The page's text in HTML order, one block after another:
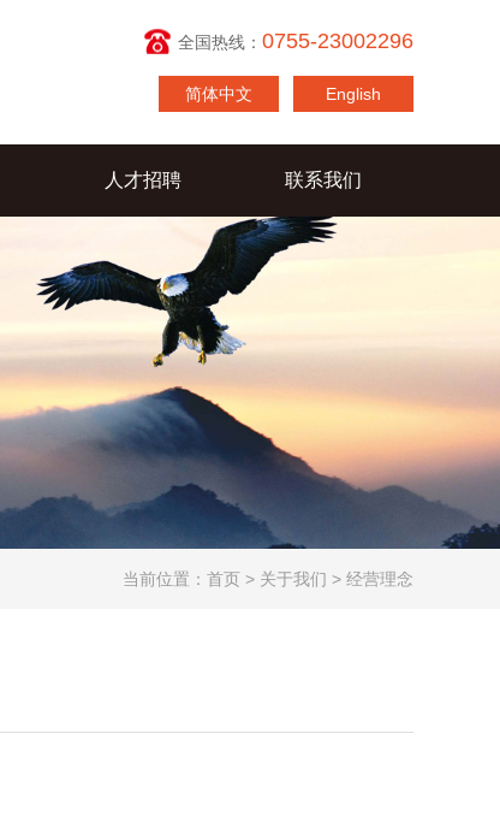
全国热线： 0755-23002296
简体中文 English
人才招聘 联系我们
当前位置： 首页 > 关于我们 > 经营理念